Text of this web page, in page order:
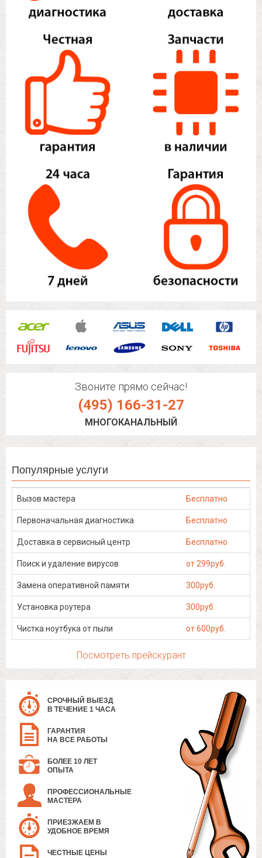
Звоните прямо сейчас!
(495) 166-31-27
МНОГОКАНАЛЬНЫЙ
Популярные услуги
Вызов мастера Бесплатно
Первоначальная диагностика Бесплатно
Доставка в сервисный центр Бесплатно
Поиск и удаление вирусов от 299руб.
Замена оперативной памяти 300руб.
Установка роутера 300руб.
Чистка ноутбука от пыли от 600руб.
Посмотреть прейскурант
СРОЧНЫЙ ВЫЕЗД
В ТЕЧЕНИЕ 1 ЧАСА
ГАРАНТИЯ
НА ВСЕ РАБОТЫ
БОЛЕЕ 10 ЛЕТ
ОПЫТА
ПРОФЕССИОНАЛЬНЫЕ
МАСТЕРА
ПРИЕЗЖАЕМ В
УДОБНОЕ ВРЕМЯ
ЧЕСТНЫЕ ЦЕНЫ